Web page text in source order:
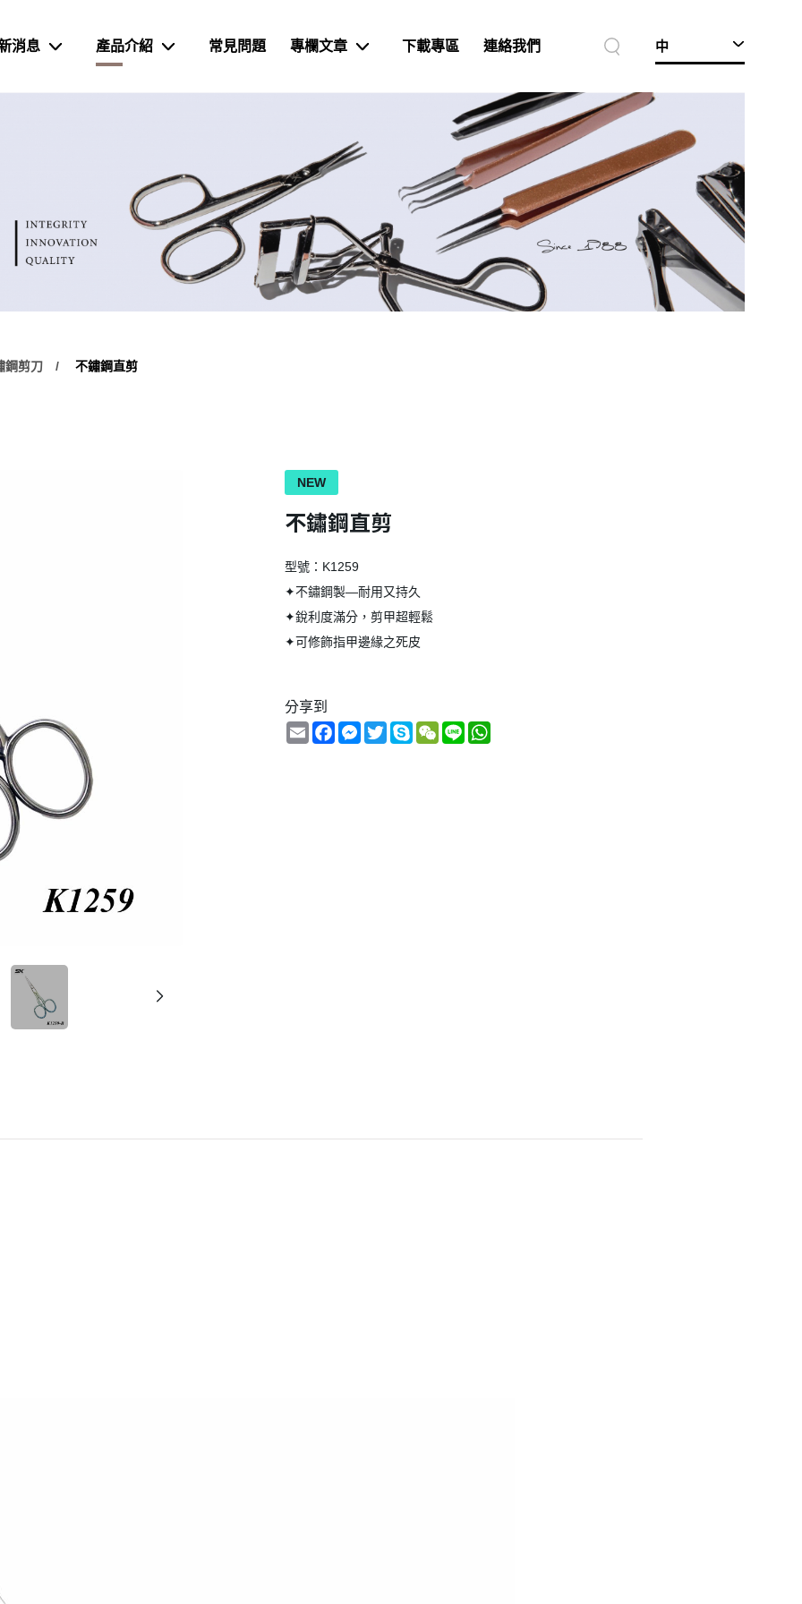
中
消息 產品介紹 常見問題 專欄文章 下載專區 連絡我們
鋼剪刀 不鏽鋼直剪
NEW
不鏽鋼直剪
型號：K1259
✦不鏽鋼製—耐用又持久
✦銳利度滿分，剪甲超輕鬆
✦可修飾指甲邊緣之死皮
分享到
EmailFacebook
Messenger
TwitterSkypeWeChat
LineWhatsApp